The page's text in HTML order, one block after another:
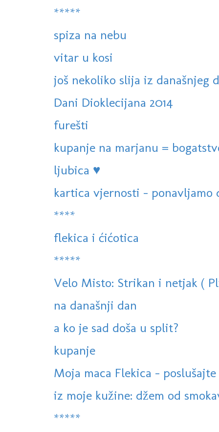
*****
spiza na nebu
vitar u kosi
još nekoliko slija iz današnjeg
Dani Dioklecijana 2014
furešti
kupanje na marjanu =
ljubica ♥
kartica vjernosti - ponavljamo
****
flekica i ćićotica
*****
Velo Misto: Strikan i netjak (
na današnji dan
a ko je sad doša u split?
kupanje
Moja maca Flekica -
iz moje kužine: džem od
*****